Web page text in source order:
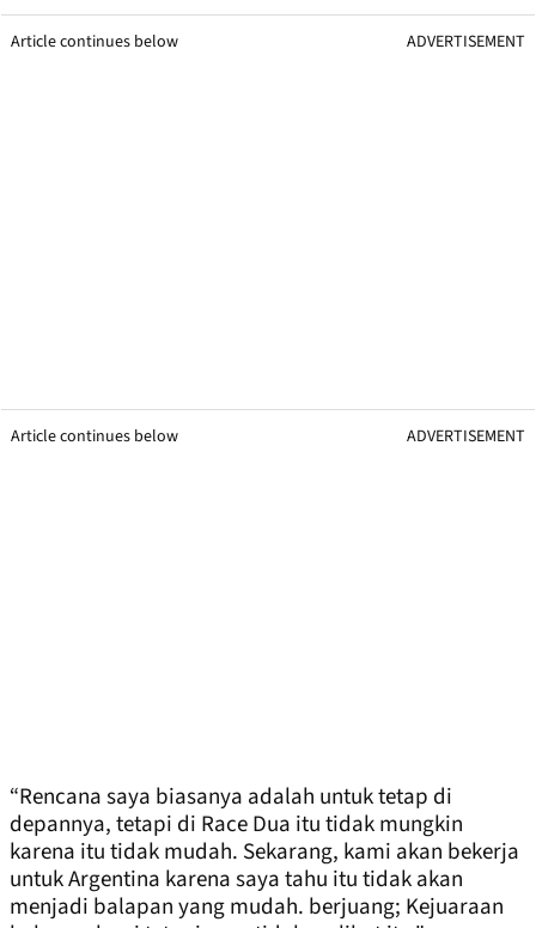
Article continues below ADVERTISEMENT
Article continues below ADVERTISEMENT
“Rencana saya biasanya adalah untuk tetap di
depannya, tetapi di Race Dua itu tidak mungkin
karena itu tidak mudah. Sekarang, kami akan bekerja
untuk Argentina karena saya tahu itu tidak akan
menjadi balapan yang mudah. berjuang; Kejuaraan